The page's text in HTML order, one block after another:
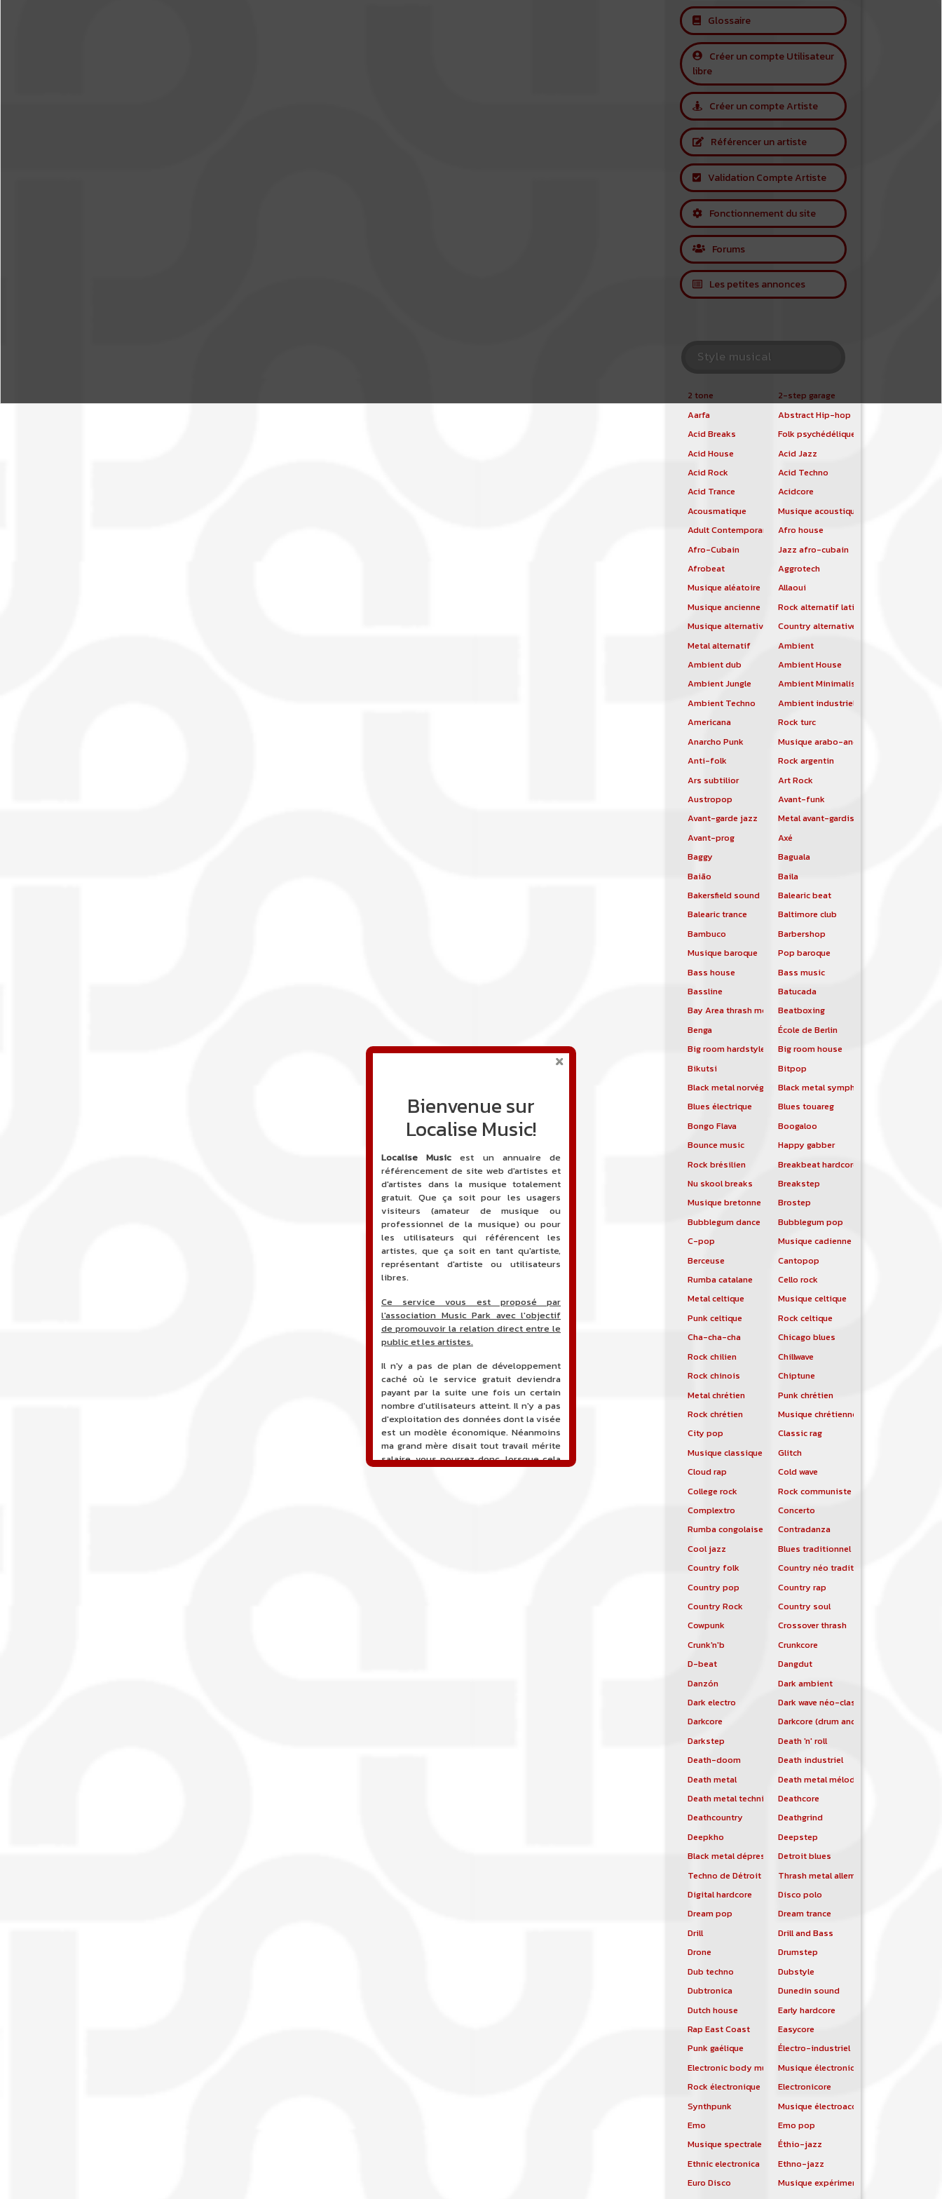
Glossaire
Créer un compte Utilisateur
libre
Créer un compte Artiste
Référencer un artiste
Validation Compte Artiste
Fonctionnement du site
Forums
Les petites annonces
Style musical
2 tone
2-step garage
Aarfa
Abstract Hip-hop
Acid Breaks
Folk psychédélique
Acid House
Acid Jazz
Acid Rock
Acid Techno
Acid Trance
Acidcore
Acousmatique
Musique acoustique
Adult Contemporary
Afro house
Afro-Cubain
Jazz afro-cubain
Afrobeat
Aggrotech
Musique aléatoire
Allaoui
Musique ancienne
Rock alternatif latino
Musique alternative
Country alternative
Metal alternatif
Ambient
Ambient dub
Ambient House
Ambient Jungle
Ambient Minimalist
Ambient Techno
Ambient industriel
Americana
Rock turc
Anarcho Punk
Musique arabo-andalouse
Anti-folk
Rock argentin
Ars subtilior
Art Rock
Austropop
Avant-funk
Avant-garde jazz
Metal avant-gardiste
Avant-prog
Axé
Baggy
Baguala
Baião
Baila
Bakersfield sound
Balearic beat
Balearic trance
Baltimore club
Bambuco
Barbershop
Musique baroque
Pop baroque
Bass house
Bass music
Bassline
Batucada
Bay Area thrash metal Beatboxing
Benga
École de Berlin
Big room hardstyle
Big room house
Bikutsi
Bitpop
Black metal norvégien
Black metal symphonique
Blues électrique
Blues touareg
Bongo Flava
Boogaloo
Bounce music
Happy gabber
Rock brésilien
Breakbeat hardcore
Nu skool breaks
Breakstep
Musique bretonne
Brostep
Bubblegum dance
Bubblegum pop
C-pop
Musique cadienne
Berceuse
Cantopop
Rumba catalane
Cello rock
Metal celtique
Musique celtique
Punk celtique
Rock celtique
Cha-cha-cha
Chicago blues
Rock chilien
Chillwave
Rock chinois
Chiptune
Metal chrétien
Punk chrétien
Rock chrétien
Musique chrétienne contemporaine
City pop
Classic rag
Musique classique
Glitch
Cloud rap
Cold wave
College rock
Rock communiste
Complextro
Concerto
Rumba congolaise
Contradanza
Cool jazz
Blues traditionnel
Country folk
Country néo traditionnelle
Country pop
Country rap
Country Rock
Country soul
Cowpunk
Crossover thrash
Crunk'n'b
Crunkcore
D-beat
Dangdut
Danzón
Dark ambient
Dark electro
Dark wave néo-classique
Darkcore
Darkcore (drum and bass)
Darkstep
Death 'n' roll
Death-doom
Death industriel
Death metal
Death metal mélodique
Death metal techniqueDeathcore
Deathcountry
Deathgrind
Deepkho
Deepstep
Black metal dépressif Detroit blues
Techno de Détroit
Thrash metal allemand
Digital hardcore
Disco polo
Dream pop
Dream trance
Drill
Drill and Bass
Drone
Drumstep
Dub techno
Dubstyle
Dubtronica
Dunedin sound
Dutch house
Early hardcore
Rap East Coast
Easycore
Punk gaélique
Électro-industriel
Electronic body musicMusique électronique
Rock électronique
Electronicore
Synthpunk
Musique électroacoustique
Emo
Emo pop
Musique spectrale
Éthio-jazz
Ethnic electronica
Ethno-jazz
Euro Disco
Musique expérimentale
Bienvenue sur
Localise Music!
Localise Music est un annuaire de
référencement de site web d'artistes et
d'artistes dans la musique totalement
gratuit. Que ça soit pour les usagers
visiteurs (amateur de musique ou
professionnel de la musique) ou pour
les utilisateurs qui référencent les
artistes, que ça soit en tant qu'artiste,
représentant d'artiste ou utilisateurs
libres.
Ce service vous est proposé par
l'association Music Park avec l'objectif
de promouvoir la relation direct entre le
public et les artistes.
Il n'y a pas de plan de développement
caché où le service gratuit deviendra
payant par la suite une fois un certain
nombre d'utilisateurs atteint. Il n'y a pas
d'exploitation des données dont la visée
est un modèle économique. Néanmoins
ma grand mère disait tout travail mérite
salaire, vous pourrez donc, lorsque cela